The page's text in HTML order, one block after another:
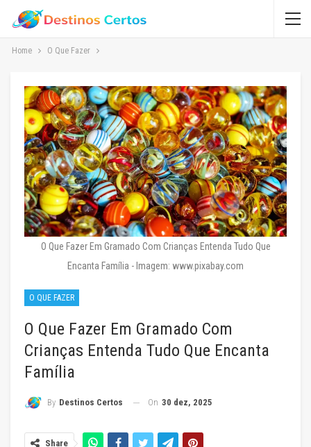
Home O Que Fazer
O Que Fazer Em Gramado Com Crianças Entenda Tudo Que
Encanta Família - Imagem: www.pixabay.com
O QUE FAZER
O Que Fazer Em Gramado Com
Crianças Entenda Tudo Que Encanta
Família
By Destinos Certos On 30 dez, 2025
Share